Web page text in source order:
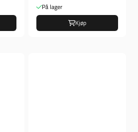
På lager
Kjøp